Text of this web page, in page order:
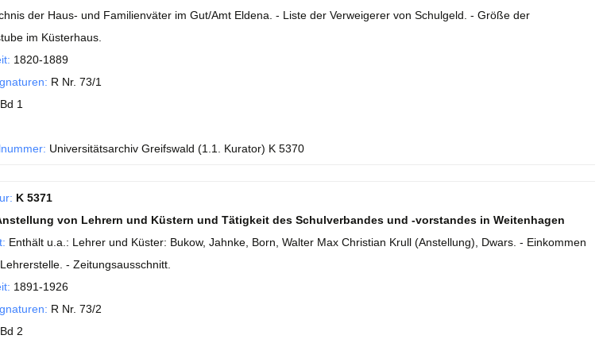
der Haus- und Familienväter im Gut/Amt Eldena. - Liste der Verweigerer von Schulgeld. - Größe der
im Küsterhaus.
1820-1889
R Nr. 73/1
Bd 1
Universitätsarchiv Greifswald (1.1. Kurator) K 5370
K 5371
von Lehrern und Küstern und Tätigkeit des Schulverbandes und -vorstandes in Weitenhagen
Enthält u.a.: Lehrer und Küster: Bukow, Jahnke, Born, Walter Max Christian Krull (Anstellung), Dwars. - Einkommen
- Zeitungsausschnitt.
1891-1926
R Nr. 73/2
Bd 2